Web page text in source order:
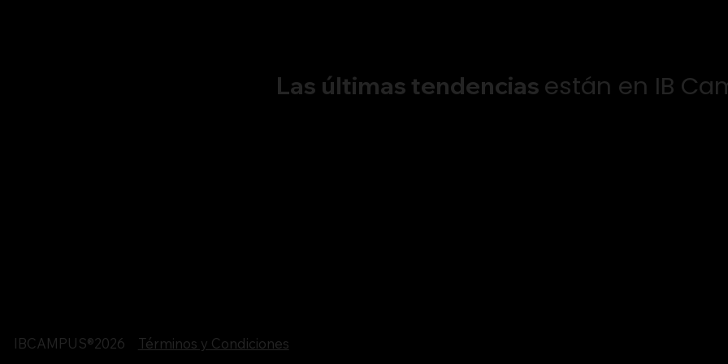
Las últimas tendencias están en IB
IBCAMPUS®2026 Términos y Condiciones